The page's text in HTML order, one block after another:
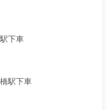
下車
駅下車